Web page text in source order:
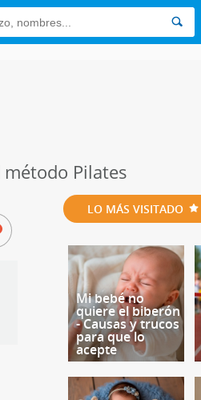
Pilates
LO MÁS VISITADO
Mi bebé no
quiere el biberón
- Causas y trucos
para que lo
acepte